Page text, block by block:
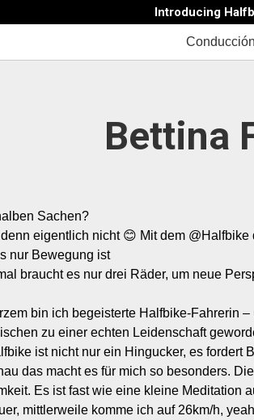
Introducing
Bettina
Sachen?
eigentlich nicht 😊 Mit dem
nur Bewegung ist
braucht es nur drei Räder, um neue
bin ich begeisterte Halfbike-Fahrerin
zu einer echten Leidenschaft
ist nicht nur ein Hingucker, es fordert
das macht es für mich so besonders.
Es ist fast wie eine kleine Meditation
mittlerweile komme ich auf 26km/h,